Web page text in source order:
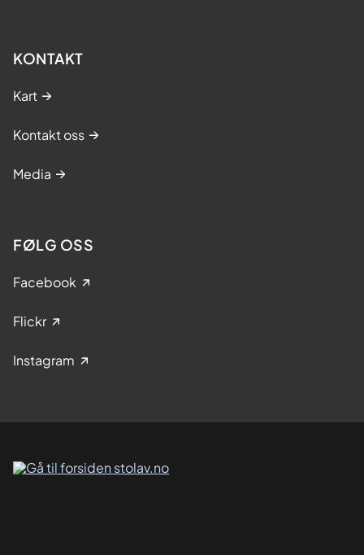
KONTAKT
Kart
Kontakt oss
Media
FØLG OSS
Facebook
Flickr
Instagram